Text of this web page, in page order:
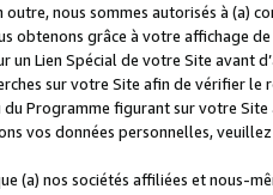
outre, nous sommes autorisés à
obtenons grâce à votre affichage
un Lien Spécial de votre Site avant
sur votre Site afin de vérifier
Programme figurant sur votre
vos données personnelles,
(a) nos sociétés affiliées et nous-